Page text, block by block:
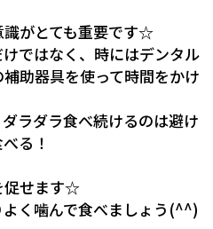
がとても重要です☆
ではなく、時にはデンタル
助器具を使って時間をかけ
ラダラ食べ続けるのは避け
る！
促せます☆
く噛んで食べましょう(^^)